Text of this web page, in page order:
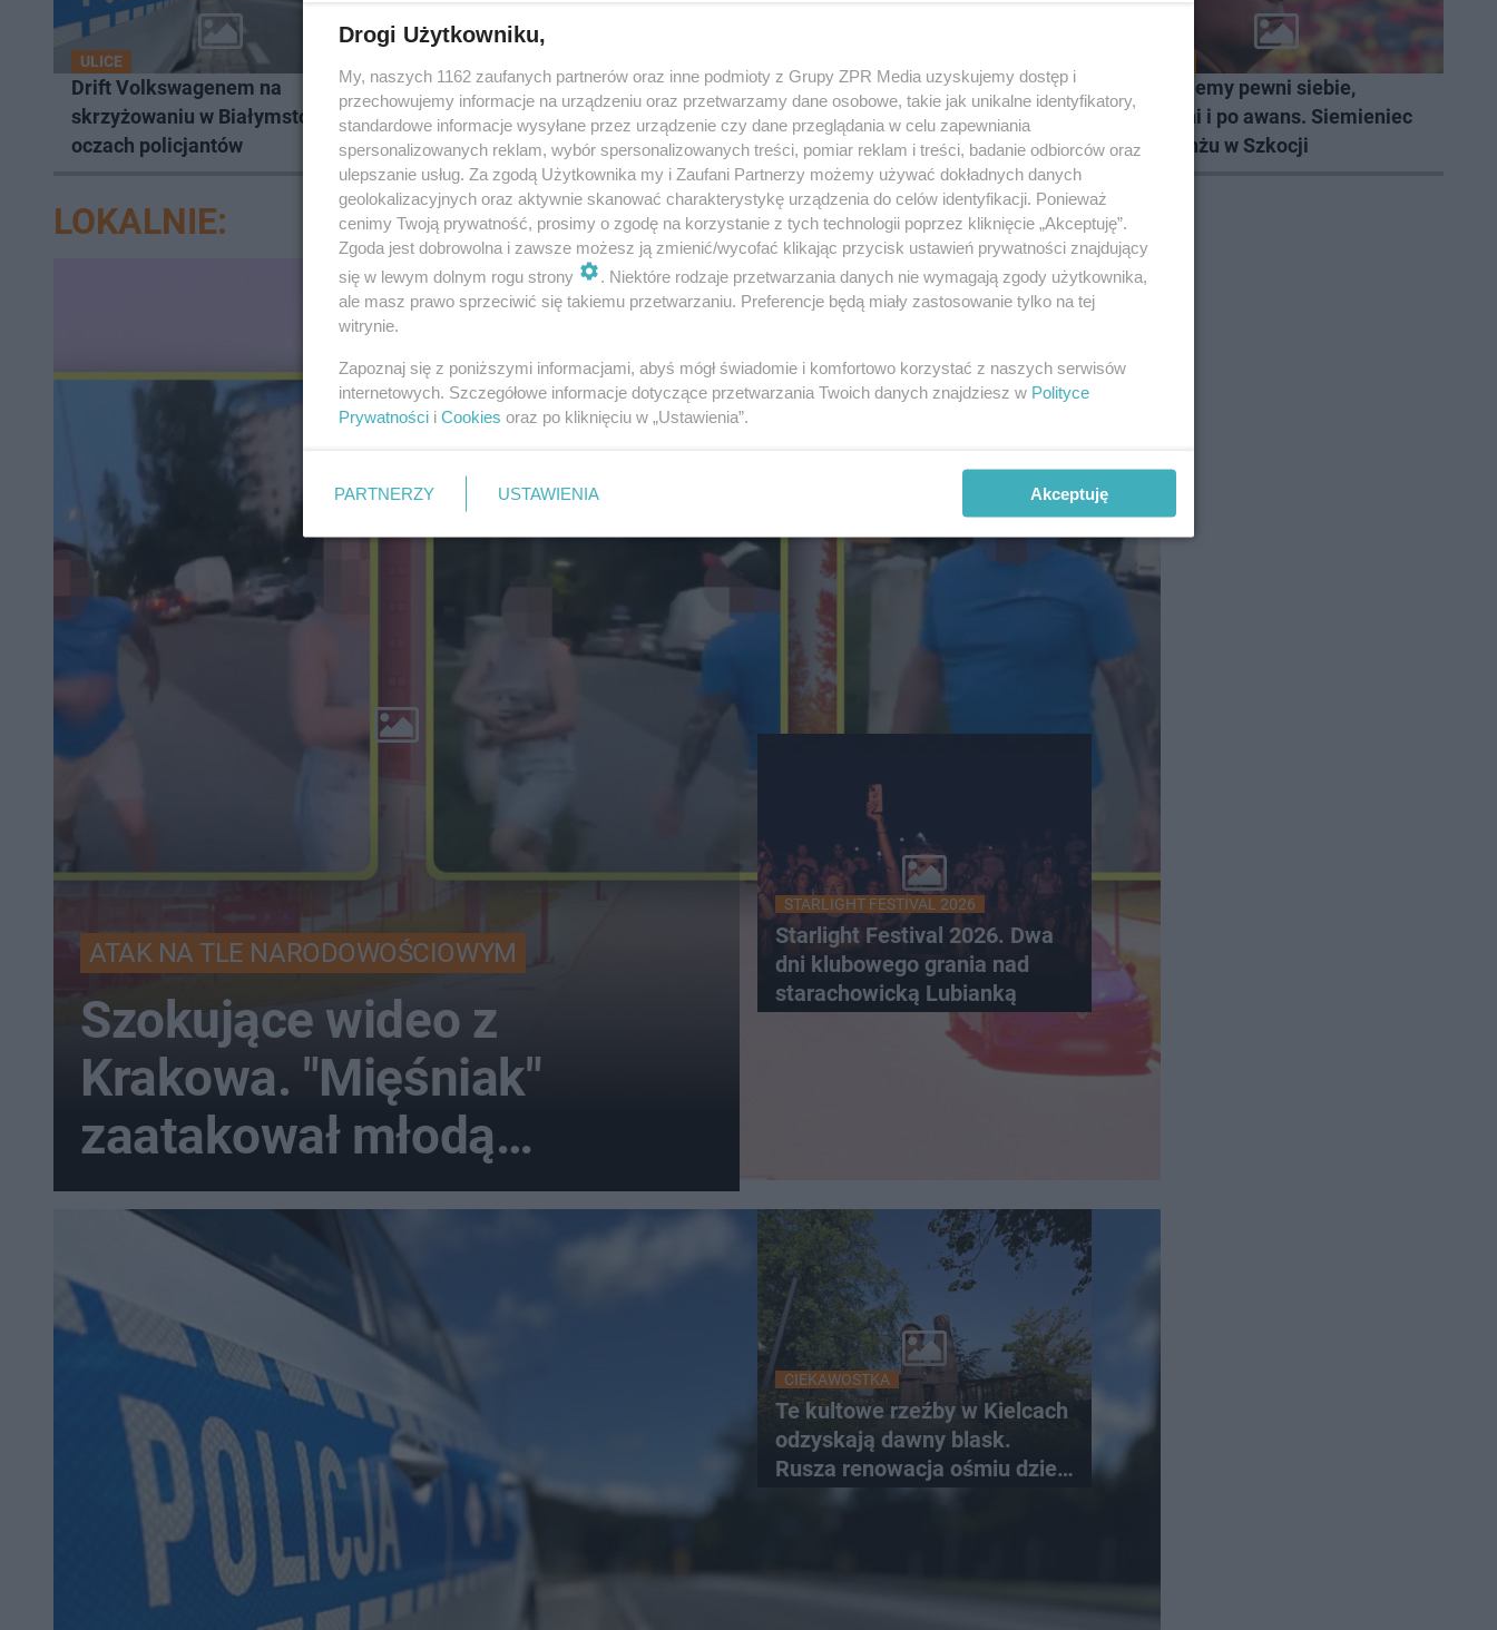
ULICE
Drift Volkswagenem na
skrzyżowaniu w Białymstoku. Na
oczach policjantów
Jagiellonia Białystok kontra
Widzew Łódź. Czas na mecz 3.
kolejki PKO BP Ekstraklasy
Mieszkańcy długo na to czekali.
Burger King otworzy pierwszy
lokal w województwie podlaskim
Pojedziemy pewni siebie,
odważni i po awans. Siemieniec
o rewanżu w Szkocji
LOKALNIE:
ATAK NA TLE NARODOWOŚCIOWYM
Szokujące wideo z
Krakowa. "Mięśniak"
zaatakował młodą
Ukrainkę. Szuka go policja
Rzeszowie. Woda wdarła się
do szpitala, wstrzymano
przyjęcia
STARLIGHT FESTIVAL 2026
Starlight Festival 2026. Dwa
dni klubowego grania nad
starachowicką Lubianką
CIEKAWOSTKA
Te kultowe rzeźby w Kielcach
odzyskają dawny blask.
Rusza renowacja ośmiu dzieł
z lat 70.
Drogi Użytkowniku,
My, naszych 1162 zaufanych partnerów oraz inne podmioty z Grupy ZPR Media uzyskujemy dostęp i
przechowujemy informacje na urządzeniu oraz przetwarzamy dane osobowe, takie jak unikalne identyfikatory,
standardowe informacje wysyłane przez urządzenie czy dane przeglądania w celu zapewniania
spersonalizowanych reklam, wybór spersonalizowanych treści, pomiar reklam i treści, badanie odbiorców oraz
ulepszanie usług. Za zgodą Użytkownika my i Zaufani Partnerzy możemy używać dokładnych danych
geolokalizacyjnych oraz aktywnie skanować charakterystykę urządzenia do celów identyfikacji. Ponieważ
cenimy Twoją prywatność, prosimy o zgodę na korzystanie z tych technologii poprzez kliknięcie „Akceptuję”.
Zgoda jest dobrowolna i zawsze możesz ją zmienić/wycofać klikając przycisk ustawień prywatności znajdujący
się w lewym dolnym rogu strony
. Niektóre rodzaje przetwarzania danych nie wymagają zgody użytkownika,
ale masz prawo sprzeciwić się takiemu przetwarzaniu. Preferencje będą miały zastosowanie tylko na tej
witrynie.
Zapoznaj się z poniższymi informacjami, abyś mógł świadomie i komfortowo korzystać z naszych serwisów
internetowych. Szczegółowe informacje dotyczące przetwarzania Twoich danych znajdziesz w Polityce
Prywatności i Cookies oraz po kliknięciu w „Ustawienia”.
PARTNERZY USTAWIENIA Akceptuję